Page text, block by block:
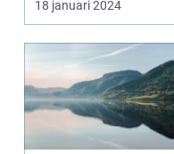
18 januari 2024